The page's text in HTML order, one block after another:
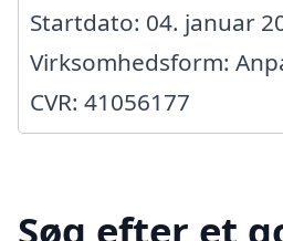
Startdato: 04. januar
Virksomhedsform:
CVR: 41056177
Søg efter et